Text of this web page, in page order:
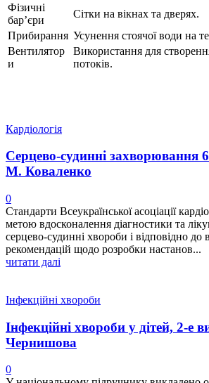
Фізичні
бар’єри
Сітки на вікнах та дверях.
Прибирання Усунення стоячої води на
Вентилятор
и
Використання для
потоків.
Кардіологія
Серцево-судинні захворювання
М. Коваленко
0
Стандарти Всеукраїнської асоціації
метою вдосконалення діагностики та
серцево-судинні хвороби і відповідно
рекомендацій щодо розробки настанов...
читати далі
Інфекційні хвороби
Інфекційні хвороби у дітей, 2-е
Чернишова
0